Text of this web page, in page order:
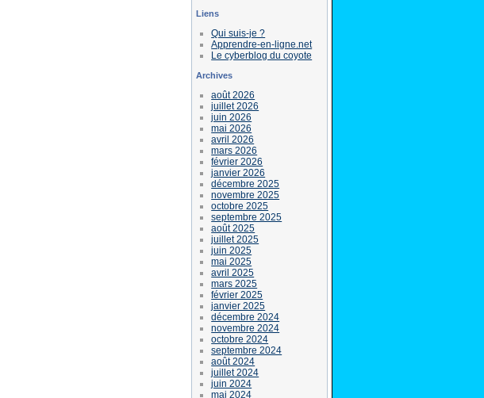
Liens
Qui suis-je ?
Apprendre-en-ligne.net
Le cyberblog du coyote
Archives
août 2026
juillet 2026
juin 2026
mai 2026
avril 2026
mars 2026
février 2026
janvier 2026
décembre 2025
novembre 2025
octobre 2025
septembre 2025
août 2025
juillet 2025
juin 2025
mai 2025
avril 2025
mars 2025
février 2025
janvier 2025
décembre 2024
novembre 2024
octobre 2024
septembre 2024
août 2024
juillet 2024
juin 2024
mai 2024